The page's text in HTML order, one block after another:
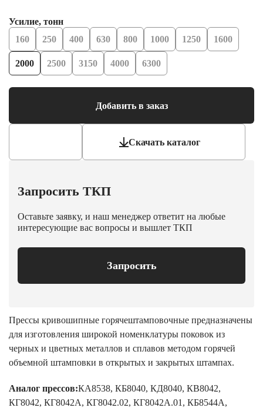
Усилие, тонн
160
250 400 630 800 1000 1250 1600
2000 2500 3150 4000 6300
Добавить в заказ
Скачать каталог
Запросить ТКП
Оставьте заявку, и наш менеджер ответит на любые
интересующие вас вопросы и вышлет ТКП
Запросить
Прессы кривошипные горячештамповочные предназначены
для изготовления широкой номенклатуры поковок из
черных и цветных металлов и сплавов методом горячей
объемной штамповки в открытых и закрытых штампах.
Аналог прессов:КА8538, КБ8040, КД8040, КВ8042,
КГ8042, КГ8042А, КГ8042.02, КГ8042А.01, КБ8544А,